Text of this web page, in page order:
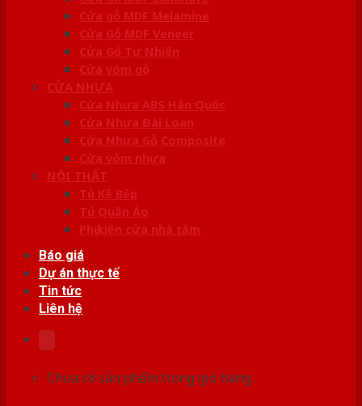
Cửa gỗ MDF Melamine
Cửa Gỗ MDF Veneer
Cửa Gỗ Tự Nhiên
Cửa vòm gỗ
CỬA NHỰA
Cửa Nhựa ABS Hàn Quốc
Cửa Nhựa Đài Loan
Cửa Nhựa Gỗ Composite
Cửa vòm nhựa
NỘI THẤT
Tủ Kệ Bếp
Tủ Quần Áo
Phụ kiện cửa nhà tắm
Báo giá
Dự án thực tế
Tin tức
Liên hệ
Chưa có sản phẩm trong giỏ hàng.